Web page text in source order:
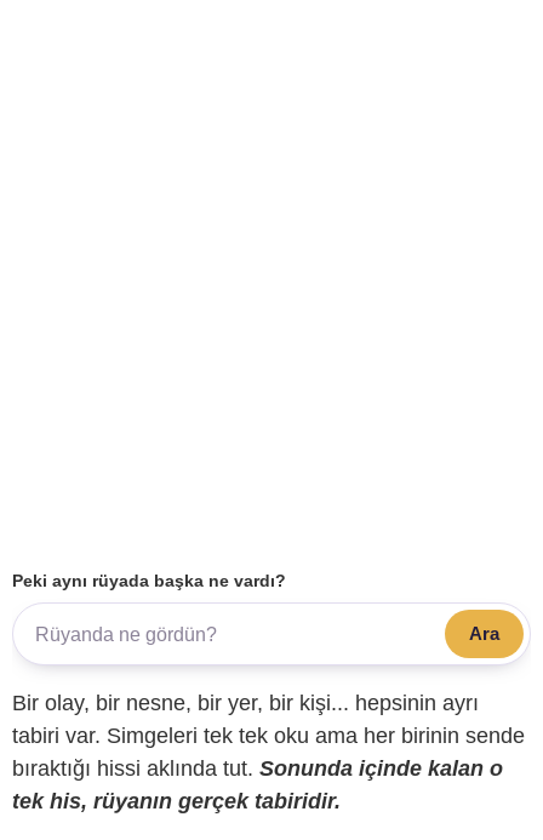
Peki aynı rüyada başka ne vardı?
Ara
Bir olay, bir nesne, bir yer, bir kişi... hepsinin ayrı
tabiri var. Simgeleri tek tek oku ama her birinin sende
bıraktığı hissi aklında tut. Sonunda içinde kalan o
tek his, rüyanın gerçek tabiridir.